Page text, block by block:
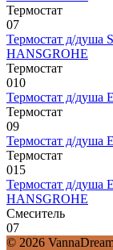
Термостат
07
Термостат д/душа
HANSGROHE
Термостат
010
Термостат д/душа
Термостат
09
Термостат д/душа
Термостат
015
Термостат д/душа
HANSGROHE
Смеситель
07
© 2026